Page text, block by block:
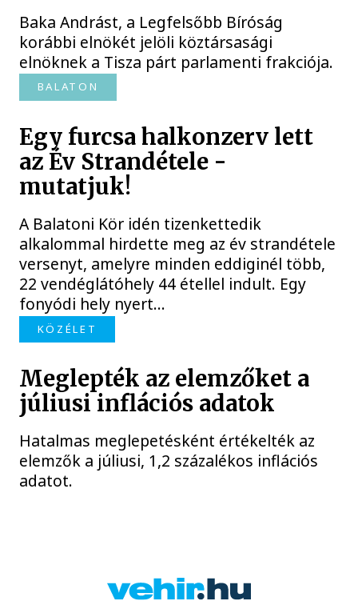
Baka Andrást, a Legfelsőbb Bíróság
korábbi elnökét jelöli köztársasági
elnöknek a Tisza párt parlamenti frakciója.
BALATON
Egy furcsa halkonzerv lett
az Év Strandétele -
mutatjuk!
A Balatoni Kör idén tizenkettedik
alkalommal hirdette meg az év strandétele
versenyt, amelyre minden eddiginél több,
22 vendéglátóhely 44 étellel indult. Egy
fonyódi hely nyert...
KÖZÉLET
Meglepték az elemzőket a
júliusi inflációs adatok
Hatalmas meglepetésként értékelték az
elemzők a júliusi, 1,2 százalékos inflációs
adatot.